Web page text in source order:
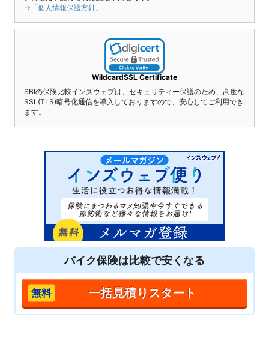
→「個人情報保護方針」
WildcardSSL Certificate
SBIの保険比較インズウェブは、セキュリティー保護のため、高度な
SSL(TLS)暗号化通信を導入しておりますので、安心してご利用でき
ます。
バイク保険は比較で安くなる
一括見積りスタート